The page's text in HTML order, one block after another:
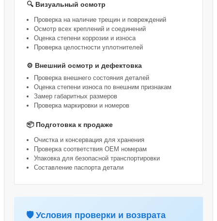
🔍 Визуальный осмотр
Проверка на наличие трещин и повреждений
Осмотр всех креплений и соединений
Оценка степени коррозии и износа
Проверка целостности уплотнителей
⚙️ Внешний осмотр и дефектовка
Проверка внешнего состояния деталей
Оценка степени износа по внешним признакам
Замер габаритных размеров
Проверка маркировки и номеров
📦 Подготовка к продаже
Очистка и консервация для хранения
Проверка соответствия OEM номерам
Упаковка для безопасной транспортировки
Составление паспорта детали
🛡️ Условия проверки и возврата